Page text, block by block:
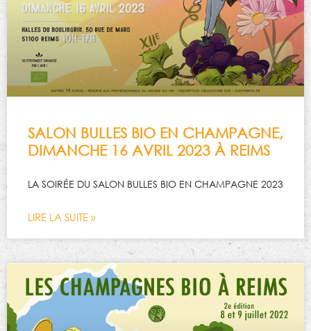
SALON BULLES BIO EN CHAMPAGNE,
DIMANCHE 16 AVRIL 2023 À REIMS
LA SOIRÉE DU SALON BULLES BIO EN CHAMPAGNE 2023
LIRE LA SUITE »